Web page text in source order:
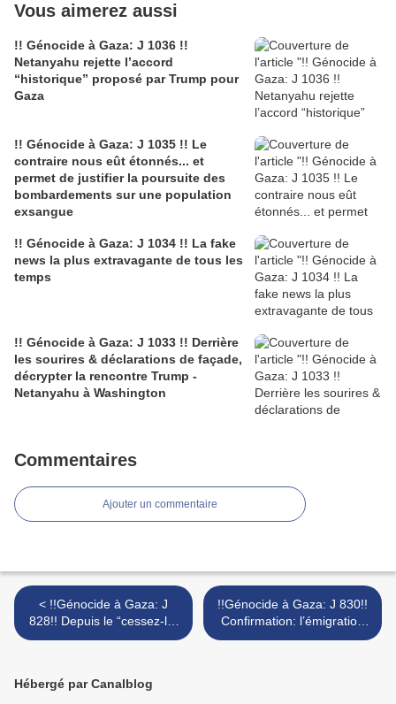
Vous aimerez aussi
!! Génocide à Gaza: J 1036 !!
Netanyahu rejette l’accord
“historique” proposé par Trump pour
Gaza
!! Génocide à Gaza: J 1035 !! Le
contraire nous eût étonnés... et
permet de justifier la poursuite des
bombardements sur une population
exsangue
!! Génocide à Gaza: J 1034 !! La fake
news la plus extravagante de tous les
temps
!! Génocide à Gaza: J 1033 !! Derrière
les sourires & déclarations de façade,
décrypter la rencontre Trump -
Netanyahu à Washington
Commentaires
Ajouter un commentaire
< !!Génocide à Gaza: J
828!! Depuis le “cessez-le-
feu”, cinq Palestiniens sont
!!Génocide à Gaza: J 830!!
Confirmation: l’émigration
israélienne record révèle
Hébergé par Canalblog